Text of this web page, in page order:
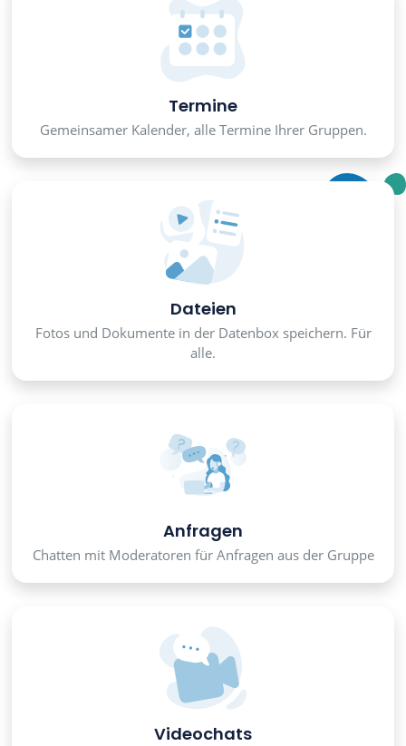
Termine
Gemeinsamer Kalender, alle Termine Ihrer Gruppen.
Dateien
Fotos und Dokumente in der Datenbox speichern. Für
alle.
Anfragen
Chatten mit Moderatoren für Anfragen aus der Gruppe
Videochats